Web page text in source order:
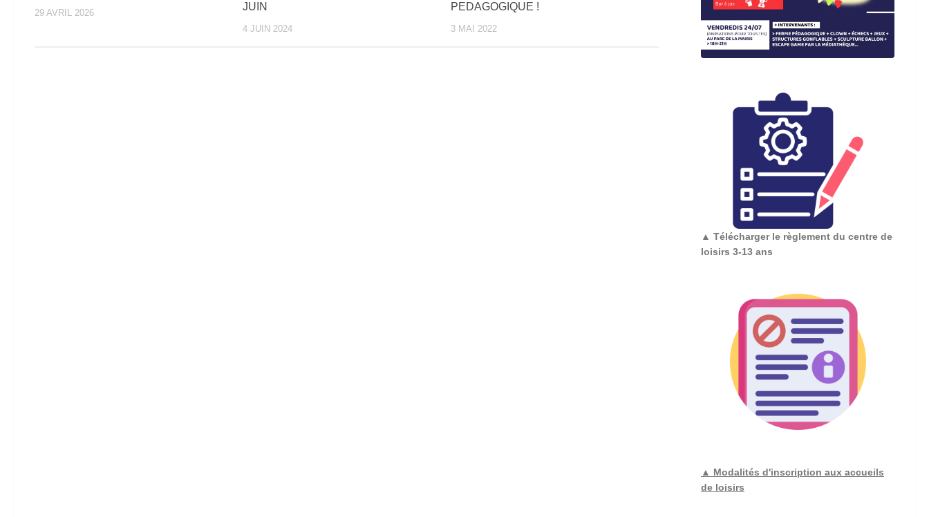
29 AVRIL 2026
JUIN
4 JUIN 2024
PEDAGOGIQUE !
3 MAI 2022
▲ Télécharger le règlement du centre de
loisirs 3-13 ans
▲ Modalités d'inscription aux accueils
de loisirs